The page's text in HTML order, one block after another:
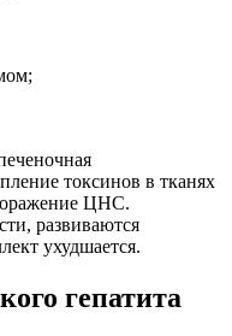
токсинов в тканях
ЦНС.
развиваются
ухудшается.
гепатита